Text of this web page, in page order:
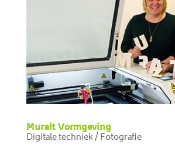
Muralt Vormgeving
Digitale techniek / Fotografie